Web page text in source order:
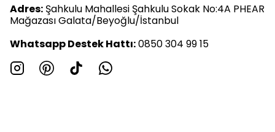
Adres: Şahkulu Mahallesi Şahkulu Sokak No:4A PHEAR
Mağazası Galata/Beyoğlu/İstanbul
Whatsapp Destek Hattı:0850 304 99 15